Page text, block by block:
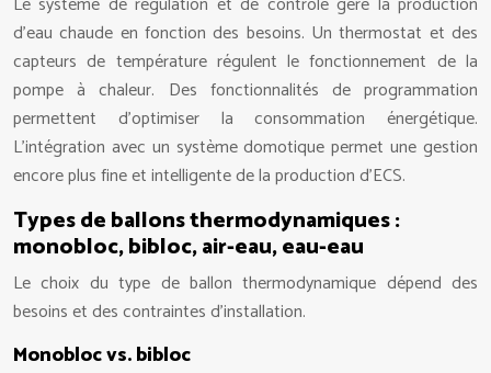
d’eau chaude en fonction des besoins. Un thermostat et des
capteurs de température régulent le fonctionnement de la
pompe à chaleur. Des fonctionnalités de programmation
permettent d’optimiser la consommation énergétique.
L’intégration avec un système domotique permet une gestion
encore plus fine et intelligente de la production d’ECS.
Types de ballons thermodynamiques :
monobloc, bibloc, air-eau, eau-eau
Le choix du type de ballon thermodynamique dépend des
besoins et des contraintes d’installation.
Monobloc vs. bibloc